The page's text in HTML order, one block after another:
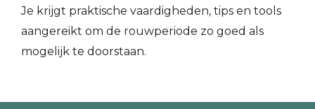
Je krijgt praktische vaardigheden, tips en tools
aangereikt om de rouwperiode zo goed als
mogelijk te doorstaan.